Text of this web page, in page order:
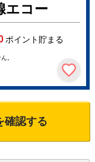
エコー
ポイント貯まる
。
確認する